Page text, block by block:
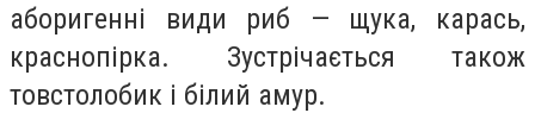
аборигенні види риб — щука, карась,
краснопірка. Зустрічається також
товстолобик і білий амур.